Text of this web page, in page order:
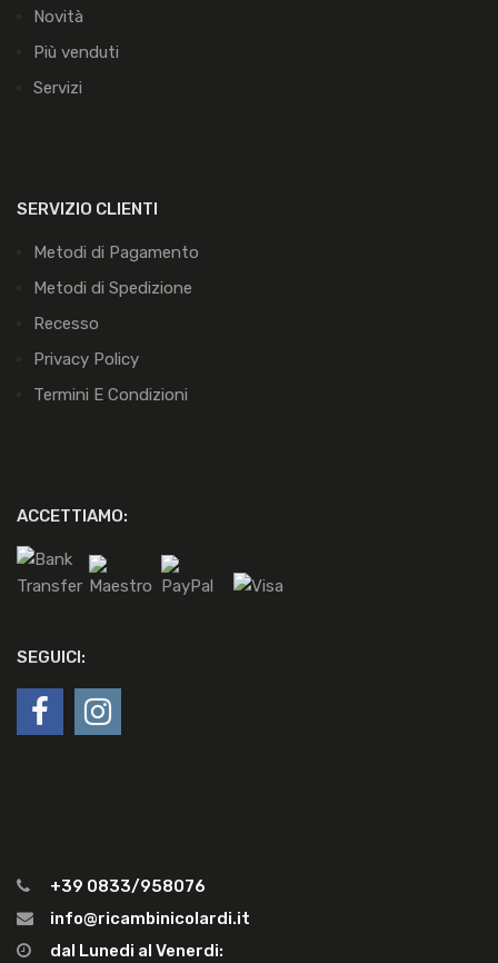
Novità
Più venduti
Servizi
SERVIZIO CLIENTI
Metodi di Pagamento
Metodi di Spedizione
Recesso
Privacy Policy
Termini E Condizioni
ACCETTIAMO:
SEGUICI:
+39 0833/958076
info@ricambinicolardi.it
dal Lunedi al Venerdi: